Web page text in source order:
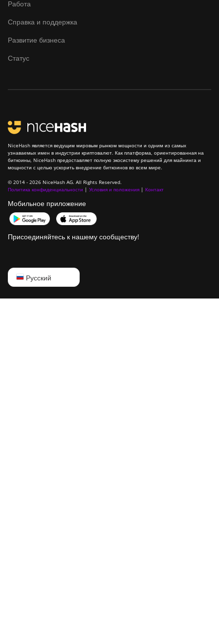
Работа
Справка и поддержка
Развитие бизнеса
Статус
NiceHash является ведущим мировым рынком мощности и одним из самых
узнаваемых имен в индустрии криптовалют. Как платформа, ориентированная на
биткоины, NiceHash предоставляет полную экосистему решений для майнинга и
мощности с целью ускорить внедрение биткоинов во всем мире.
© 2014 - 2026 NiceHash AG. All Rights Reserved.
Политика конфиденциальности | Условия и положения | Контакт
Мобильное приложение
Присоединяйтесь к нашему сообществу!
Русский
English